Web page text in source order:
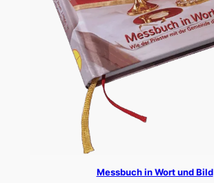
Messbuch in Wort und Bild